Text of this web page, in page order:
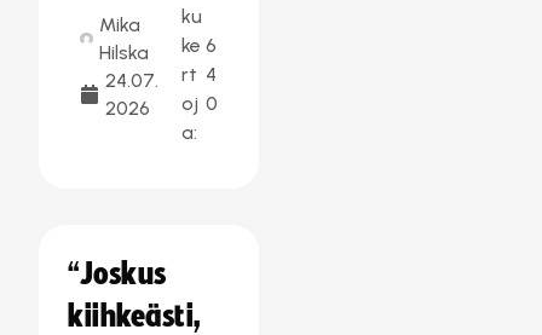
Mika
Hilska
24.07.
2026
ku
ke
rt
oj
a:
6
4
0
“Joskus
kiihkeästi,